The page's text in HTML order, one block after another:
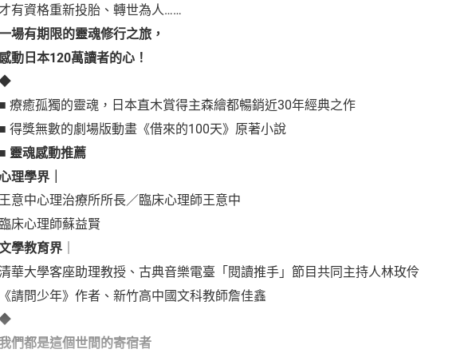
有資格重新投胎、轉世為人……
場有期限的靈魂修行之旅，
感動日本120萬讀者的心！
■ 療癒孤獨的靈魂，日本直木賞得主森繪都暢銷近30年經典之作
■ 得獎無數的劇場版動畫《借來的100天》原著小說
■ 靈魂感動推薦
理學界｜
王意中心理治療所所長／臨床心理師王意中
臨床心理師蘇益賢
學教育界
華大學客座助理教授、古典音樂電臺「閱讀推手」節目共同主持人林玫伶
《請問少年》作者、新竹高中國文科教師詹佳鑫
我們都是這個世間的寄宿者